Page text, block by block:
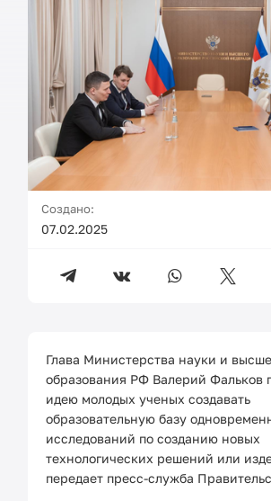
Глава Министерства науки и
образования РФ Валерий Фальков
идею молодых ученых создавать
образовательную базу
исследований по созданию новых
технологических решений или
передает пресс-служба
Создано:
07.02.2025